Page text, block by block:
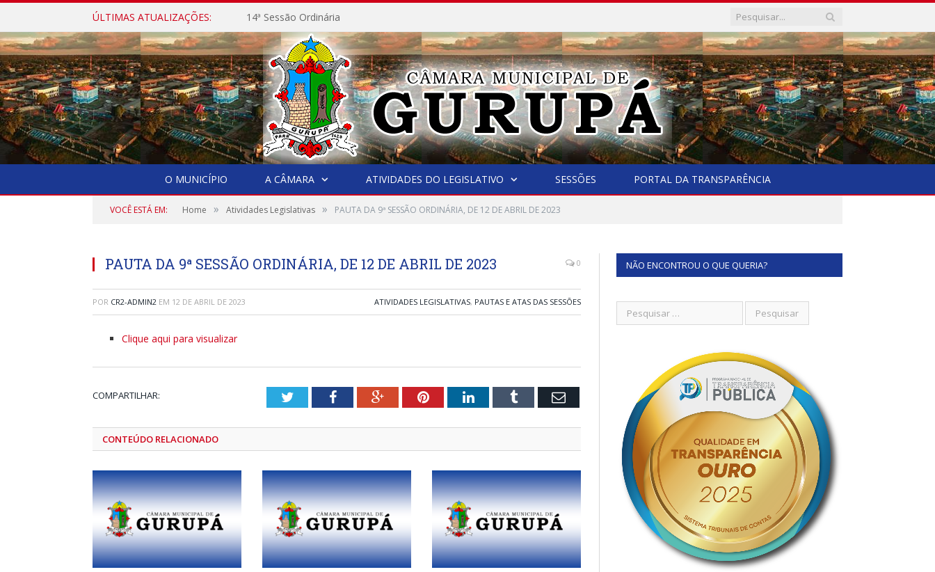
ÚLTIMAS ATUALIZAÇÕES: 14ª Sessão Ordinária
O MUNICÍPIO A CÂMARA ATIVIDADES DO LEGISLATIVO SESSÕES PORTAL DA TRANSPARÊNCIA
VOCÊ ESTÁ EM: Home » Atividades Legislativas » PAUTA DA 9ª SESSÃO ORDINÁRIA, DE 12 DE ABRIL DE 2023
PAUTA DA 9ª SESSÃO ORDINÁRIA, DE 12 DE ABRIL DE 2023 0
POR CR2-ADMIN2 EM 12 DE ABRIL DE 2023 ATIVIDADES LEGISLATIVAS, PAUTAS E ATAS DAS SESSÕES
Clique aqui para visualizar
COMPARTILHAR: TwitterFacebookGoogle+PinterestLinkedInTumblr Email
CONTEÚDO RELACIONADO
NÃO ENCONTROU O QUE QUERIA?